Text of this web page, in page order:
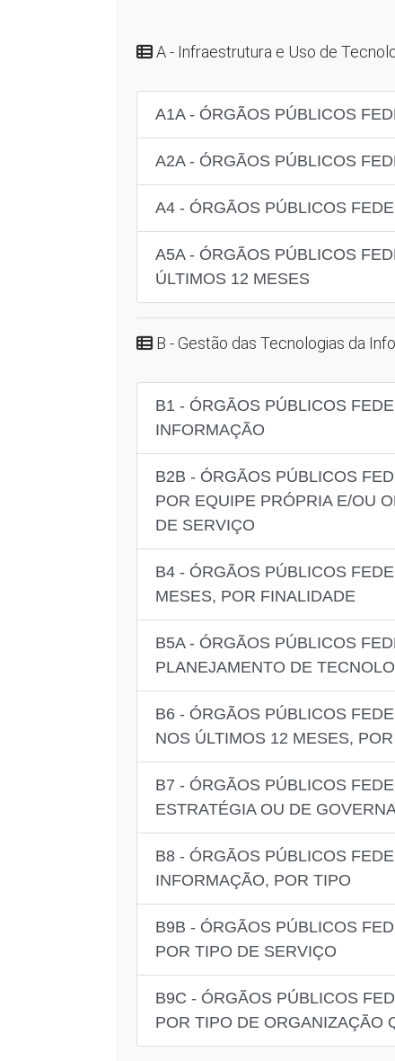
A - Infraestrutura e Uso de
A1A - ÓRGÃOS PÚBLICOS
A2A - ÓRGÃOS PÚBLICOS
A4 - ÓRGÃOS PÚBLICOS
A5A - ÓRGÃOS PÚBLICOS
ÚLTIMOS 12 MESES
B - Gestão das Tecnologias da
B1 - ÓRGÃOS PÚBLICOS
INFORMAÇÃO
B2B - ÓRGÃOS PÚBLICOS
POR EQUIPE PRÓPRIA E/OU
DE SERVIÇO
B4 - ÓRGÃOS PÚBLICOS
MESES, POR FINALIDADE
B5A - ÓRGÃOS PÚBLICOS
PLANEJAMENTO DE
B6 - ÓRGÃOS PÚBLICOS
NOS ÚLTIMOS 12 MESES,
B7 - ÓRGÃOS PÚBLICOS
ESTRATÉGIA OU DE
B8 - ÓRGÃOS PÚBLICOS
INFORMAÇÃO, POR TIPO
B9B - ÓRGÃOS PÚBLICOS
POR TIPO DE SERVIÇO
B9C - ÓRGÃOS PÚBLICOS
POR TIPO DE ORGANIZAÇÃO